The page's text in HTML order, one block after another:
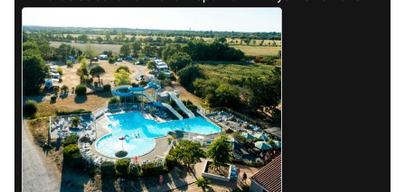
met de beste reviews.